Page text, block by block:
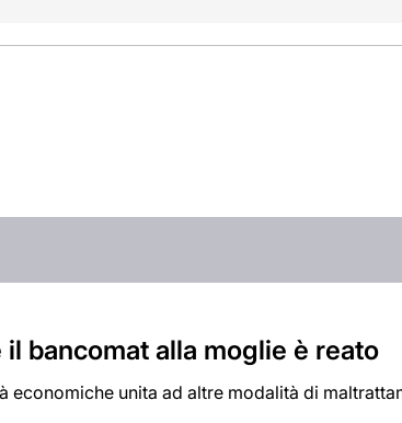
bancomat alla moglie è reato
economiche unita ad altre modalità di